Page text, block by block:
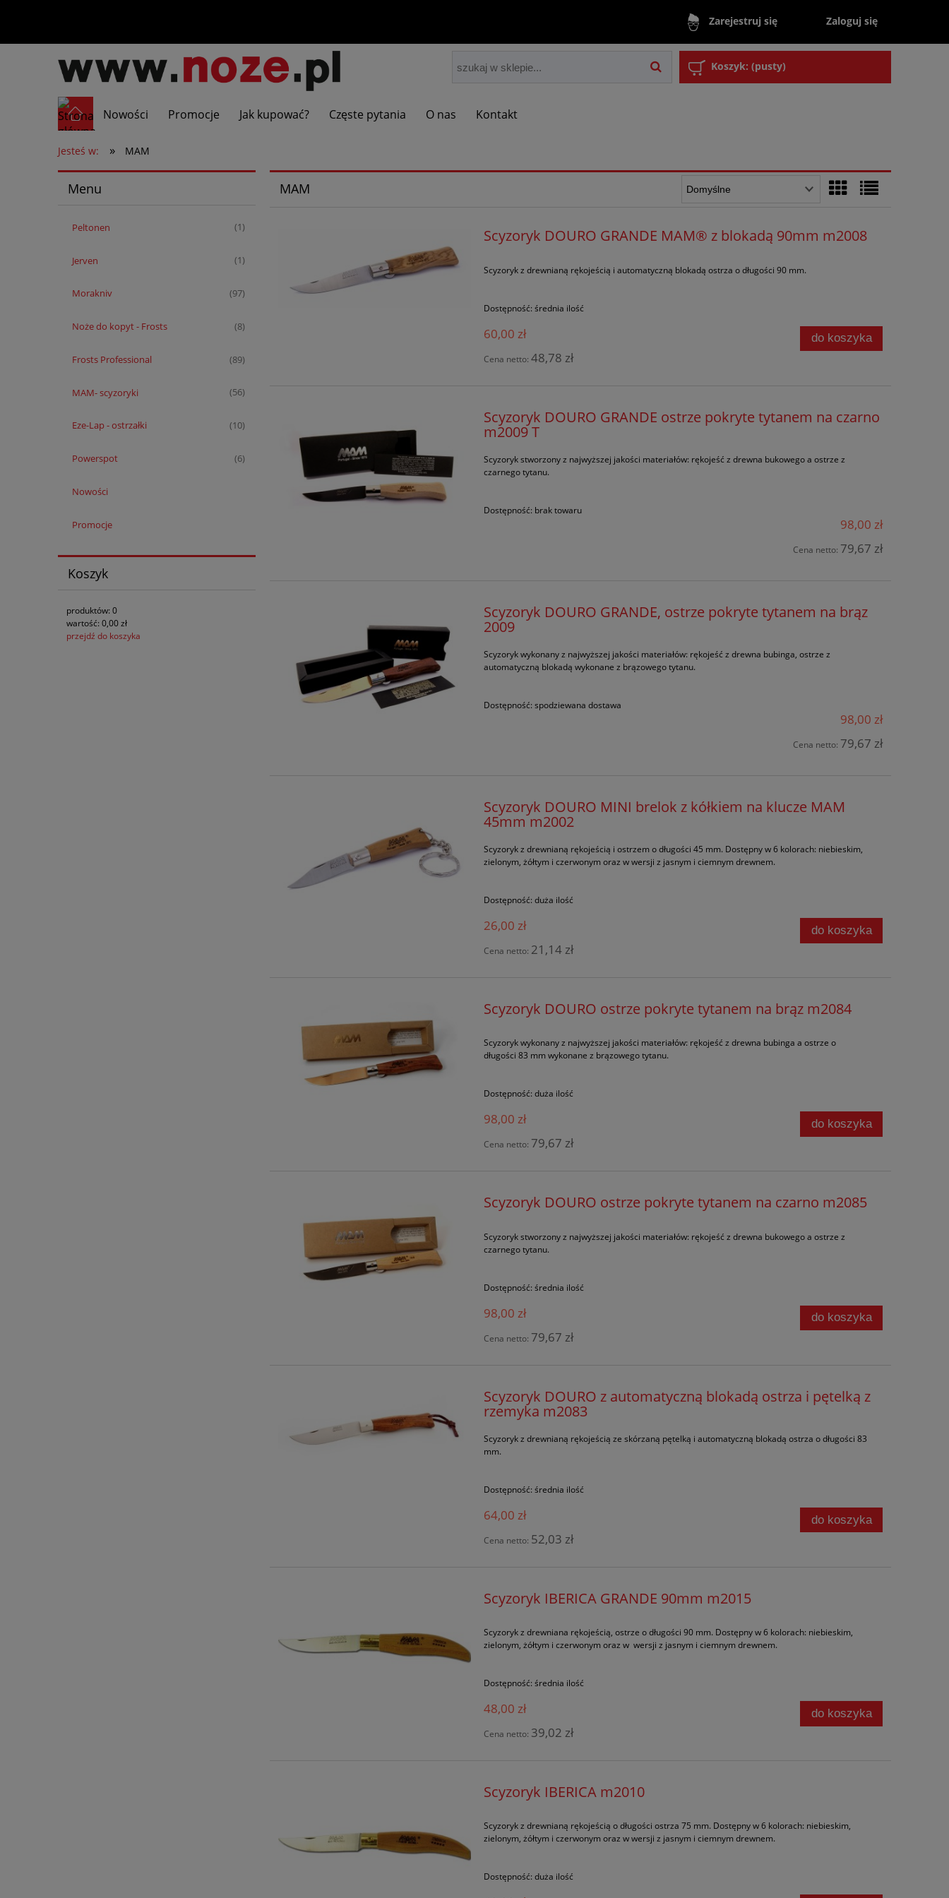
Zarejestruj się Zaloguj się
Koszyk: (pusty)
Nowości Promocje Jak kupować? Częste pytania O nas Kontakt
Jesteś w: » MAM
Menu
Peltonen (1)
Jerven (1)
Morakniv (97)
Noże do kopyt - Frosts (8)
Frosts Professional (89)
MAM- scyzoryki (56)
Eze-Lap - ostrzałki (10)
Powerspot (6)
Nowości
Promocje
Koszyk
produktów: 0
wartość: 0,00 zł
przejdź do koszyka
MAM
Scyzoryk DOURO GRANDE MAM® z blokadą 90mm m2008
Scyzoryk z drewnianą rękojeścią i automatyczną blokadą ostrza o długości 90 mm.
Dostępność: średnia ilość
60,00 zł
Cena netto:48,78 zł
do koszyka
Scyzoryk DOURO GRANDE ostrze pokryte tytanem na czarno
m2009 T
Scyzoryk stworzony z najwyższej jakości materiałów: rękojeść z drewna bukowego a ostrze z
czarnego tytanu.
Dostępność: brak towaru
98,00 zł
Cena netto: 79,67 zł
Scyzoryk DOURO GRANDE, ostrze pokryte tytanem na brąz
2009
Scyzoryk wykonany z najwyższej jakości materiałów: rękojeść z drewna bubinga, ostrze z
automatyczną blokadą wykonane z brązowego tytanu.
Dostępność: spodziewana dostawa
98,00 zł
Cena netto: 79,67 zł
Scyzoryk DOURO MINI brelok z kółkiem na klucze MAM
45mm m2002
Scyzoryk z drewnianą rękojeścią i ostrzem o długości 45 mm. Dostępny w 6 kolorach: niebieskim,
zielonym, żółtym i czerwonym oraz w wersji z jasnym i ciemnym drewnem.
Dostępność: duża ilość
26,00 zł
Cena netto: 21,14 zł
do koszyka
Scyzoryk DOURO ostrze pokryte tytanem na brąz m2084
Scyzoryk wykonany z najwyższej jakości materiałów: rękojeść z drewna bubinga a ostrze o
długości 83 mm wykonane z brązowego tytanu.
Dostępność: duża ilość
98,00 zł
Cena netto: 79,67 zł
do koszyka
Scyzoryk DOURO ostrze pokryte tytanem na czarno m2085
Scyzoryk stworzony z najwyższej jakości materiałów: rękojeść z drewna bukowego a ostrze z
czarnego tytanu.
Dostępność: średnia ilość
98,00 zł
Cena netto: 79,67 zł
do koszyka
Scyzoryk DOURO z automatyczną blokadą ostrza i pętelką z
rzemyka m2083
Scyzoryk z drewnianą rękojeścią ze skórzaną pętelką i automatyczną blokadą ostrza o długości 83
mm.
Dostępność: średnia ilość
64,00 zł
Cena netto: 52,03 zł
do koszyka
Scyzoryk IBERICA GRANDE 90mm m2015
Scyzoryk z drewniana rękojeścią, ostrze o długości 90 mm. Dostępny w 6 kolorach: niebieskim,
zielonym, żółtym i czerwonym oraz w wersji z jasnym i ciemnym drewnem.
Dostępność: średnia ilość
48,00 zł
Cena netto: 39,02 zł
do koszyka
Scyzoryk IBERICA m2010
Scyzoryk z drewnianą rękojeścią o długości ostrza 75 mm. Dostępny w 6 kolorach: niebieskim,
zielonym, żółtym i czerwonym oraz w wersji z jasnym i ciemnym drewnem.
Dostępność: duża ilość